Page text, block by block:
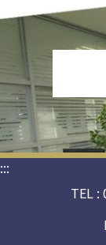
:::
TEL :